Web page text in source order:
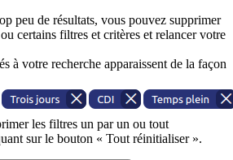
peu de résultats, vous pouvez supprimer
certains filtres et critères et relancer votre
à votre recherche apparaissent de la façon
les filtres un par un ou tout
sur le bouton « Tout réinitialiser ».